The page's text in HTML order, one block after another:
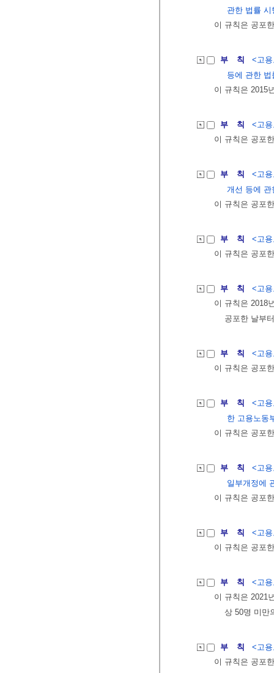
관한 법률
이 규칙은 공포
부 칙
<고
등에 관한
이 규칙은 2015
부 칙
<고
이 규칙은 공포
부 칙
<고
개선 등에
이 규칙은 공포
부 칙
<고
이 규칙은 공포
부 칙
<고
이 규칙은 2018
공포한 날부
부 칙
<고
이 규칙은 공포
부 칙
<고
한 고용노동
이 규칙은 공포
부 칙
<고
일부개정에
이 규칙은 공포
부 칙
<고
이 규칙은 공포
부 칙
<고
이 규칙은 2021
상 50명 미만
부 칙
<고
이 규칙은 공포